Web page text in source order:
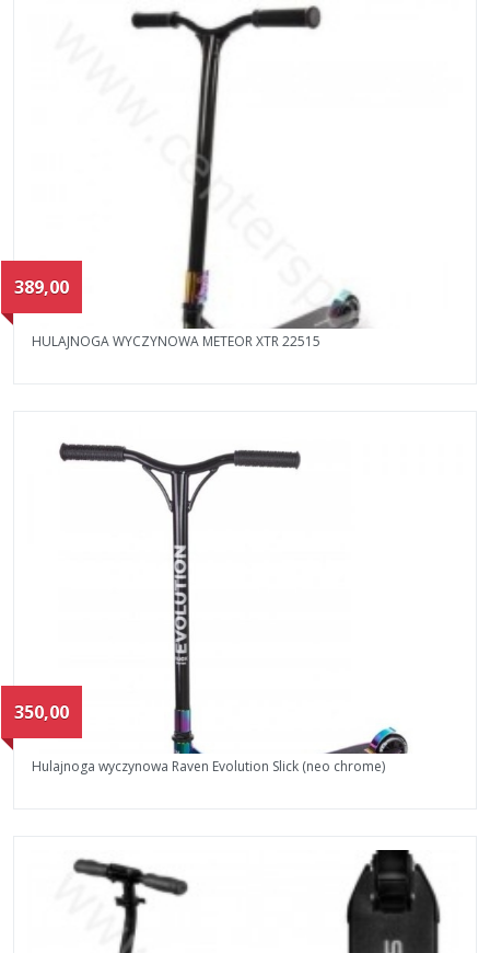
389,00
HULAJNOGA WYCZYNOWA METEOR XTR 22515
350,00
Hulajnoga wyczynowa Raven Evolution Slick (neo chrome)